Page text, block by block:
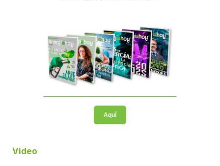
Aquí
Video